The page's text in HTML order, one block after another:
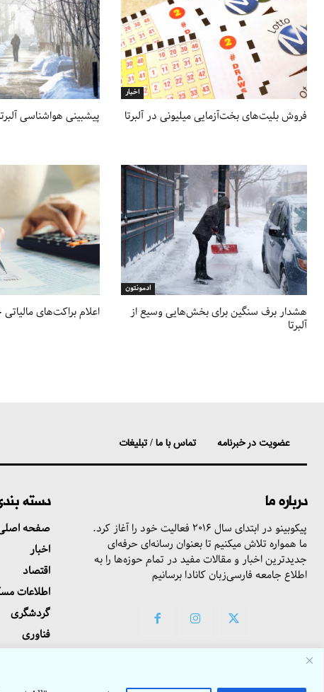
پیشبینی هواشناسی
اخبار
فروش بلیت‌های بخت‌آزمایی میلیونی در آلبرتا
اعلام براکت‌های مالیاتی
ادمونتون
هشدار برف سنگین برای بخش‌هایی وسیع از
آلبرتا
تماس با ما / تبلیغات عضویت در خبرنامه
دسته
صفحه
اخبار
اقتصاد
اطلاعات
گردشگری
فناوری
درباره ما
پیکوبینو در ابتدای سال ۲۰۱۶ فعالیت خود را آغاز کرد.
ما همواره تلاش میکنیم تا بعنوان رسانه‌ای حرفه‌ای
جدیدترین اخبار و مقالات مفید در تمام حوزه‌ها را به
اطلاع جامعه فارسی‌زبان کانادا برسانیم